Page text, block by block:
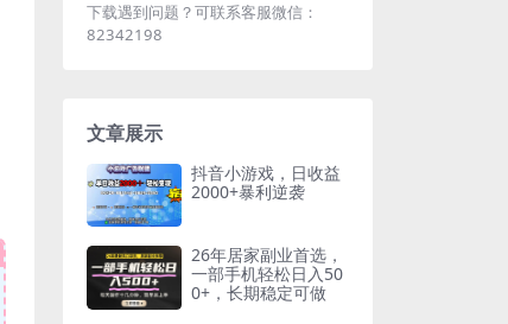
下载遇到问题？可联系客服微信：
82342198
文章展示
抖音小游戏，日收益
2000+暴利逆袭
26年居家副业首选，
一部手机轻松日入50
0+，长期稳定可做